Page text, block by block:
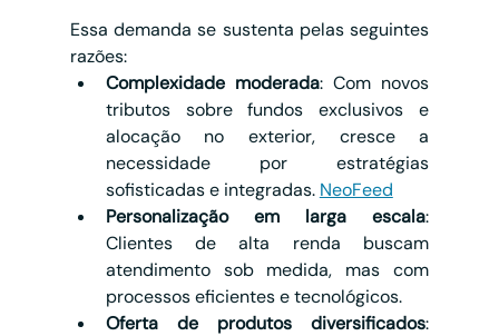
Essa demanda se sustenta pelas seguintes
razões:
Complexidade moderada: Com novos
tributos sobre fundos exclusivos e
alocação no exterior, cresce a
necessidade por estratégias
sofisticadas e integradas. NeoFeed
Personalização em larga escala:
Clientes de alta renda buscam
atendimento sob medida, mas com
processos eficientes e tecnológicos.
Oferta de produtos diversificados: